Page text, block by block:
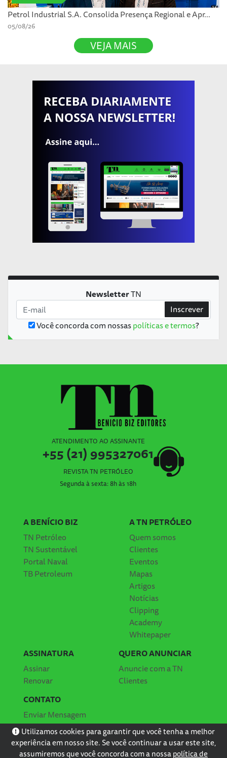
Petrol Industrial S.A. Consolida Presença Regional e Apr...
05/08/26
VEJA MAIS
NewsletterTN
Você concorda com nossaspolíticas e termos?
Inscrever
ATENDIMENTO AO ASSINANTE
+55 (21) 995327061
REVISTA TN PETRÓLEO
Segunda à sexta: 8h às 18h
A BENÍCIO BIZ
TN Petróleo
TN Sustentável
Portal Naval
TB Petroleum
A TN PETRÓLEO
Quem somos
Clientes
Eventos
Mapas
Artigos
Notícias
Clipping
Academy
Whitepaper
ASSINATURA
Assinar
Renovar
QUERO ANUNCIAR
Anuncie com a TN
Clientes
CONTATO
Enviar Mensagem
Localização
Utilizamos cookies para garantir que você tenha a melhor
experiência em nosso site. Se você continuar a usar este site,
assumiremos que você concorda com a nossapolítica de